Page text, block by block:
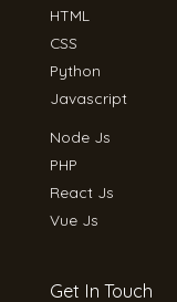
HTML
CSS
Python
Javascript
Node Js
PHP
React Js
Vue Js
Get In Touch